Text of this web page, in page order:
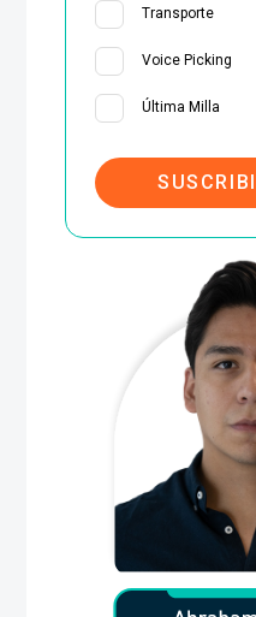
Transporte
Voice Picking
Última Milla